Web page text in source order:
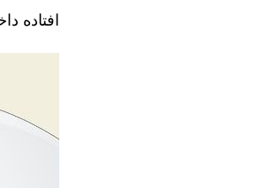
افتاده